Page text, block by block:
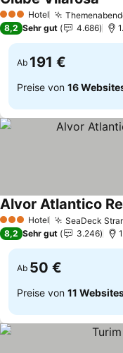
3 SterneHotel
8,2 Sehr gut 4.686
Ab 191 €
Preise von 16
3 SterneHotel SeaDeck
Alvor Atlantico
8,2 Sehr gut 3.246
Ab 50 €
Preise von 11